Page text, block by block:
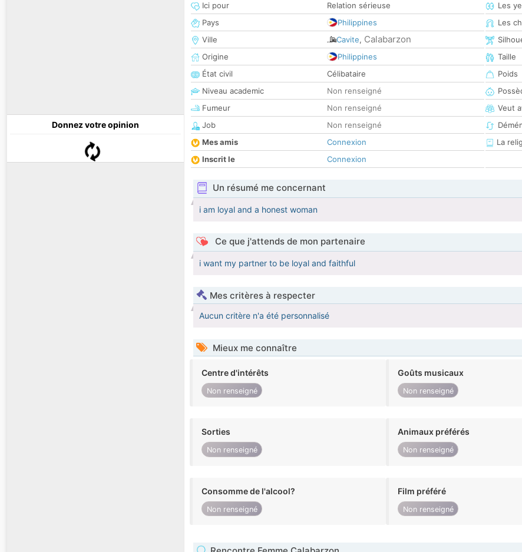
Donnez votre opinion
Ici pour
Relation sérieuse
Pays
Philippines
Ville
Cavite, Calabarzon
Origine
Philippines
État civil
Célibataire
Niveau academic
Non renseigné
Fumeur
Non renseigné
Job
Non renseigné
Mes amis
Connexion
Inscrit le
Connexion
Les
Les
Taille
Poids
Veut
La
Un résumé me concernant
i am loyal and a honest woman
Ce que j'attends de mon partenaire
i want my partner to be loyal and faithful
Mes critères à respecter
Aucun critère n'a été personnalisé
Mieux me connaître
Centre d'intérêts
Non renseigné
Goûts musicaux
Non renseigné
Sorties
Non renseigné
Animaux préférés
Non renseigné
Consomme de l'alcool?
Non renseigné
Film préféré
Non renseigné